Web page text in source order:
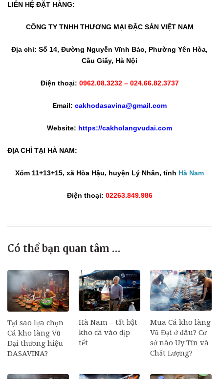
LIÊN HỆ ĐẶT HÀNG:
CÔNG TY TNHH THƯƠNG MẠI ĐẶC SẢN VIỆT NAM
Địa chỉ: Số 14, Đường Nguyễn Vĩnh Bảo, Phường Yên Hòa,
Cầu Giấy, Hà Nội
Điện thoại: 0962.08.3232 – 024.66.82.3737
Email: cakhodasavina@gmail.com
Website: https://cakholangvudai.com
ĐỊA CHỈ TẠI HÀ NAM:
Xóm 11+13+15, xã Hòa Hậu, huyện Lý Nhân, tỉnh Hà Nam
Điện thoại: 02263.849.986
Có thể bạn quan tâm …
Tại sao lựa chọn
Cá kho làng Vũ
Đại thương hiệu
DASAVINA?
Hà Nam – tất bật
kho cá vào dịp
tết
Mua Cá kho làng
Vũ Đại ở đâu? Cơ
sở nào Uy Tín và
Chất Lượng?